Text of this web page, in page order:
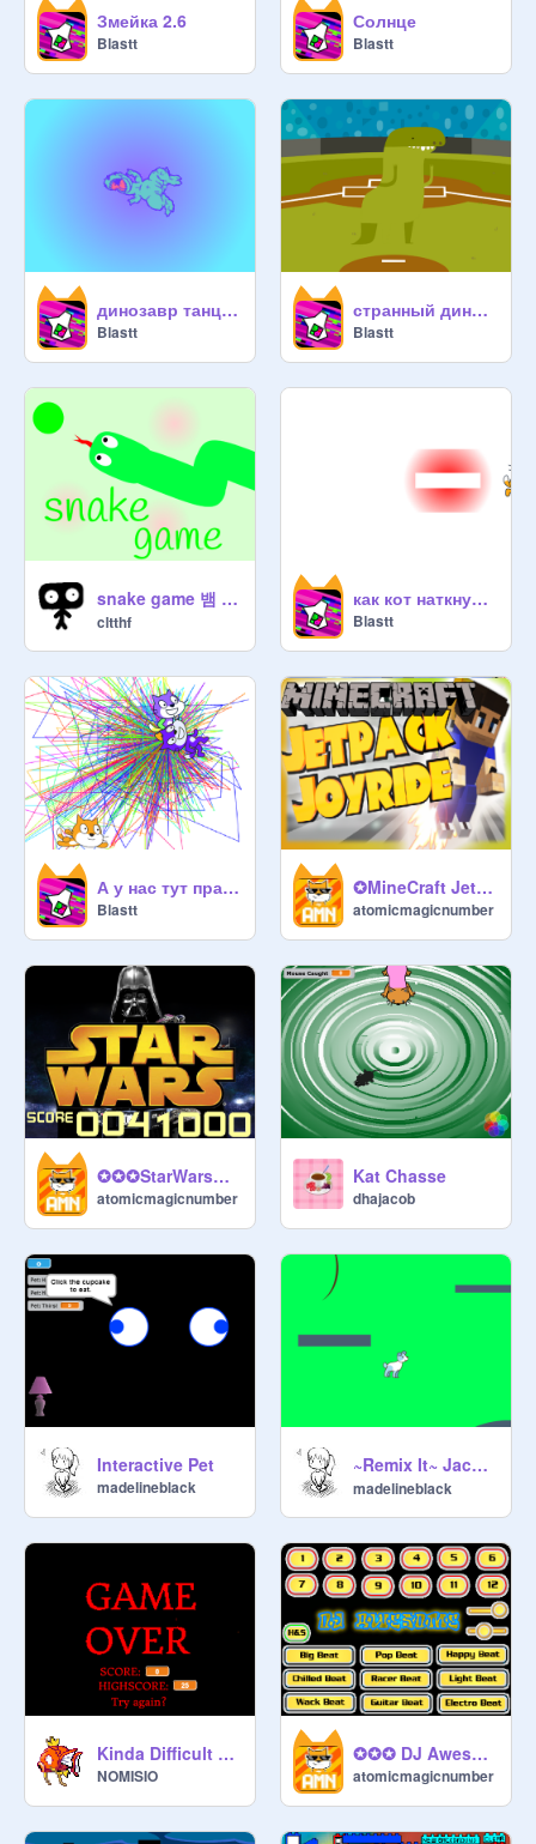
Змейка 2.6
Blastt
Солнце
Blastt
динозавр танцует 2
Blastt
странный динозавр
Blastt
snake game 뱀 게임
cltthf
как кот наткнулся на знак
Blastt
А у нас тут праздник. Праздник котов!!!!!!!!!
Blastt
✪MineCraft JetPack✪
atomicmagicnumber
✪✪✪StarWars✪✪✪
atomicmagicnumber
Kat Chasse
dhajacob
Interactive Pet
madelineblack
~Remix It~ Jack's House (Read Instructions) remix
madelineblack
Kinda Difficult Game
NOMISIO
✪✪✪ DJ Awesome ✪✪✪
atomicmagicnumber